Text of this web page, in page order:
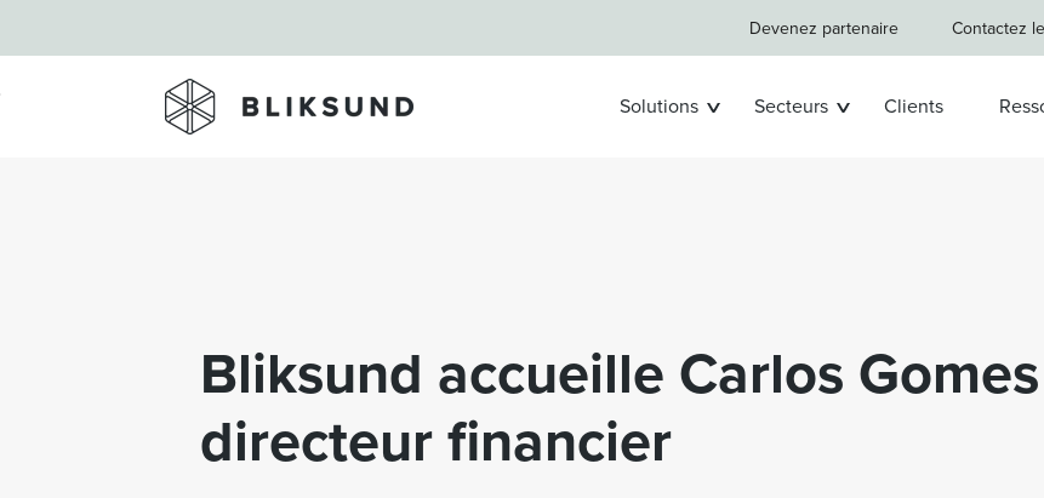
Devenez partenaire Contactez
Skip to main content Solutions Secteurs Clients
Bliksund accueille Carlos
directeur financier